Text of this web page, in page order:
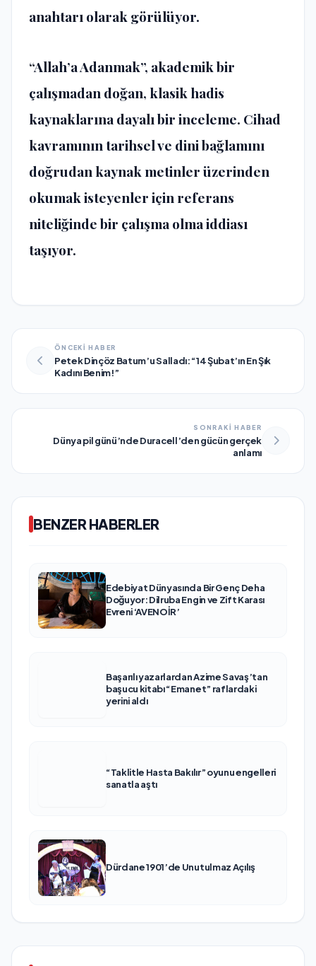
anahtarı olarak görülüyor.
“Allah’a Adanmak”, akademik bir
çalışmadan doğan, klasik hadis
kaynaklarına dayalı bir inceleme. Cihad
kavramının tarihsel ve dini bağlamını
doğrudan kaynak metinler üzerinden
okumak isteyenler için referans
niteliğinde bir çalışma olma iddiası
taşıyor.
ÖNCEKİ HABER
Petek Dinçöz Batum’u Salladı: “14 Şubat’ın En Şık
Kadını Benim!”
SONRAKİ HABER
Dünya pil günü’nde Duracell’den gücün gerçek
anlamı
BENZER HABERLER
Edebiyat Dünyasında Bir Genç Deha
Doğuyor: Dilruba Engin ve Zift Karası
Evreni ‘AVENOİR’
Başarılı yazarlardan Azime Savaş’tan
başucu kitabı “Emanet” raflardaki
yerini aldı
“Taklitle Hasta Bakılır” oyunu engelleri
sanatla aştı
Dürdane 1901’de Unutulmaz Açılış